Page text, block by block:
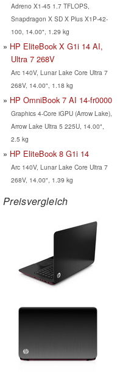
Adreno X1-45 1.7 TFLOPS,
Snapdragon X SD X Plus X1P-42-
100, 14.00", 1.29 kg
HP EliteBook X G1i 14 AI,
Ultra 7 268V
Arc 140V, Lunar Lake Core Ultra 7
268V, 14.00", 1.18 kg
HP OmniBook 7 AI 14-fr0000
Graphics 4-Core iGPU (Arrow Lake),
Arrow Lake Ultra 5 225U, 14.00",
2.5 kg
HP EliteBook 8 G1i 14
Arc 140V, Lunar Lake Core Ultra 7
268V, 14.00", 1.39 kg
Preisvergleich